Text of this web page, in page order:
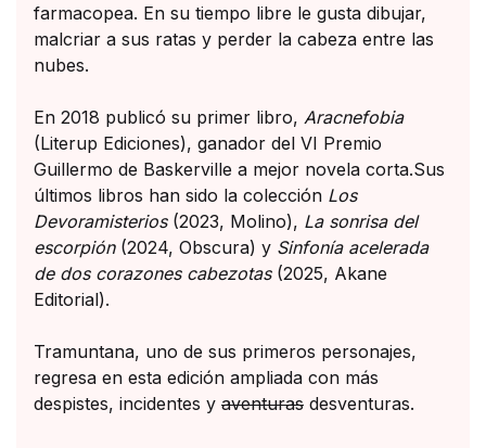
farmacopea. En su tiempo libre le gusta dibujar,
malcriar a sus ratas y perder la cabeza entre las
nubes.
En 2018 publicó su primer libro, Aracnefobia
(Literup Ediciones), ganador del VI Premio
Guillermo de Baskerville a mejor novela corta.Sus
últimos libros han sido la colección Los
Devoramisterios(2023, Molino), La sonrisa del
escorpión(2024, Obscura) y Sinfonía acelerada
de dos corazones cabezotas(2025, Akane
Editorial).
Tramuntana, uno de sus primeros personajes,
regresa en esta edición ampliada con más
despistes, incidentes y aventuras desventuras.